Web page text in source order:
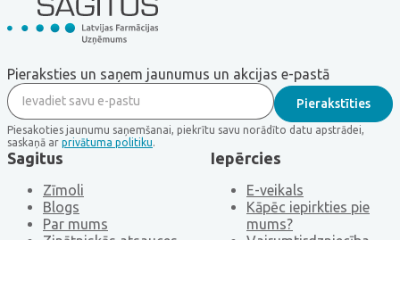
Pieraksties un saņem jaunumus un akcijas e-pastā
Piesakoties jaunumu saņemšanai, piekrītu savu norādīto datu apstrādei,
saskaņā ar privātuma politiku.
Sagitus
Zīmoli
Blogs
Par mums
Zinātniskās atsauces
Iepērcies
E-veikals
Kāpēc iepirkties pie
mums?
Vairumtirdzniecība